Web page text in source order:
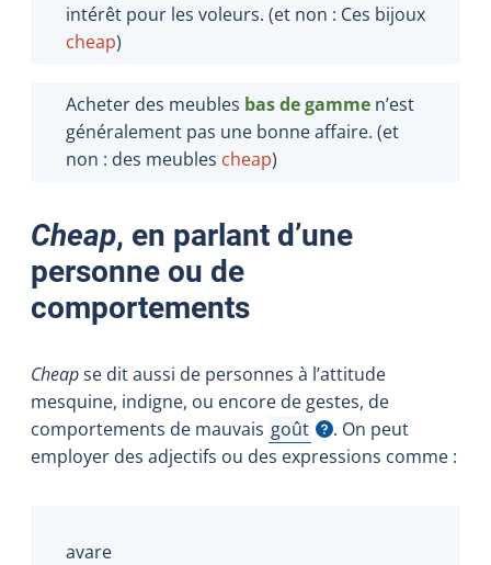
intérêt pour les voleurs. (et non : Ces bijoux
cheap)
Acheter des meubles bas de gamme n’est
généralement pas une bonne affaire. (et
non : des meubles cheap)
Cheap, en parlant d’une
personne ou de
comportements
Cheapse dit aussi de personnes à l’attitude
mesquine, indigne, ou encore de gestes, de
comportements de mauvais goût
Afficher l'infobulle
. On peut
employer des adjectifs ou des expressions comme :
avare